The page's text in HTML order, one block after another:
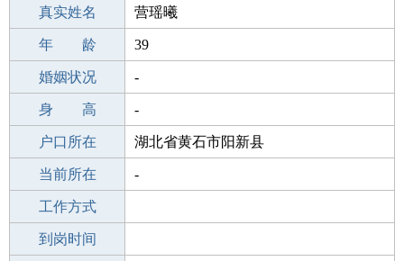
真实姓名 营瑶曦
性 别 女
年 龄 39
出生年月 1987-12-11
婚姻状况 -
学 历 中专
身 高 -
毕业学校 宁波广播电视大学鄞州学院
户口所在 湖北省黄石市阳新县
所学专业 -
当前所在 -
工作经验
工作方式
驾 照
到岗时间